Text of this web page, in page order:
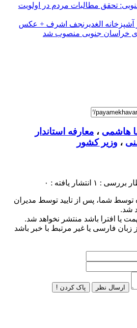
تحقق مطالبات مردم در اولویت
آشپزخانه الغدیرنجف اشرف + عکس
خراسان جنوبی منصوب شد
هاشمی ، معارفه استاندار
، وزیر کشور
بررسی : ۱ انتشار یافته : ۰
شما، پس از تایید توسط مدیران
شد.
یا افترا باشد منتشر نخواهد شد.
زبان فارسی یا غیر مرتبط با خبر باشد
ارسال نظر پاک کردن !